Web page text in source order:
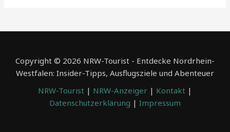
Copyright © 2026 NRW-Tourist - Entdecke Nordrhein-
Westfalen: Insider-Tipps, Ausflugsziele und Abenteuer
NRW-Tourist | NRW-Anzeiger | Kontakt |
Datenschutzerklärung | Impressum